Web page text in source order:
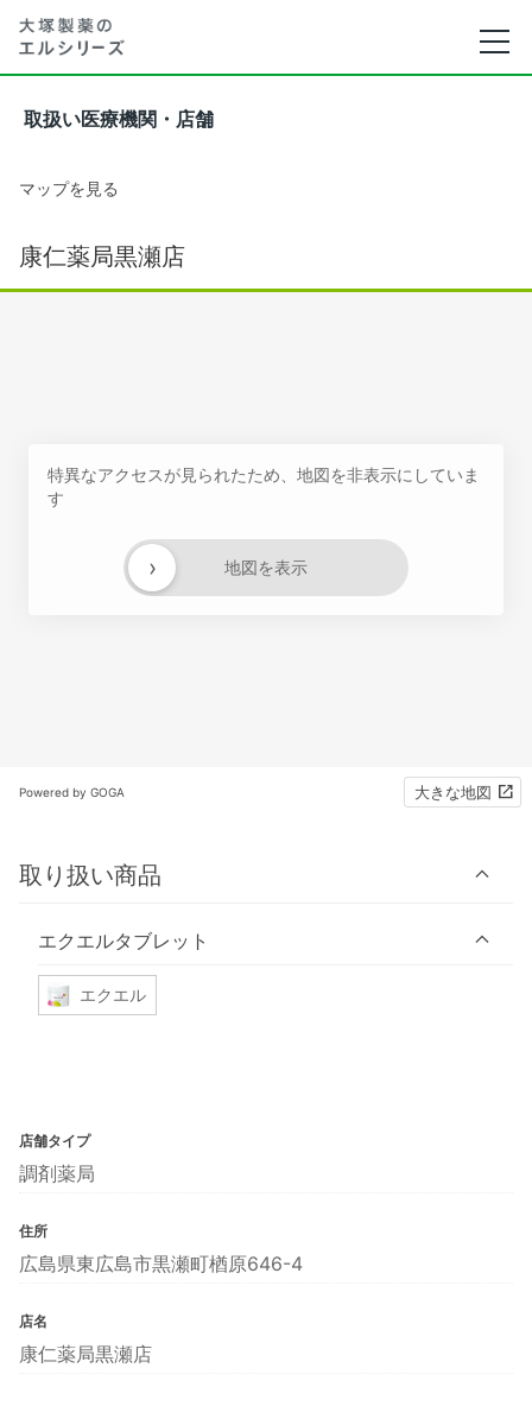
取扱い医療機関・店舗
マップを見る
康仁薬局黒瀬店
特異なアクセスが見られたため、地図を非表示にしていま
す
地図を表示
›
Powered by GOGA 大きな地図
取り扱い商品
エクエルタブレット
エクエル
店舗タイプ
調剤薬局
住所
広島県東広島市黒瀬町楢原646-4
店名
康仁薬局黒瀬店